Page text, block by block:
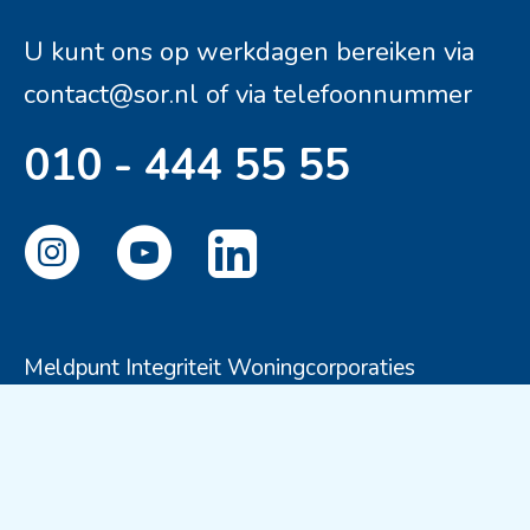
U kunt ons op werkdagen bereiken via
contact@sor.nl of via telefoonnummer
010 - 444 55 55
Meldpunt Integriteit Woningcorporaties